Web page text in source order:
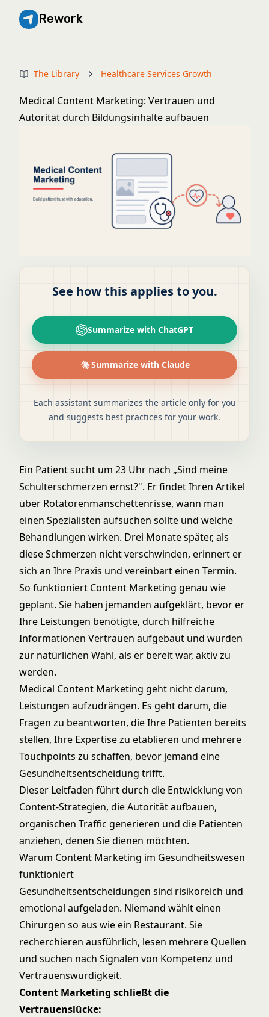
Rework
The Library Healthcare Services Growth
Medical Content Marketing: Vertrauen und
Autorität durch Bildungsinhalte aufbauen
See how this applies to you.
Summarize with ChatGPT
Summarize with Claude
Each assistant summarizes the article only for you
and suggests best practices for your work.
Ein Patient sucht um 23 Uhr nach „Sind meine
Schulterschmerzen ernst?". Er findet Ihren Artikel
über Rotatorenmanschettenrisse, wann man
einen Spezialisten aufsuchen sollte und welche
Behandlungen wirken. Drei Monate später, als
diese Schmerzen nicht verschwinden, erinnert er
sich an Ihre Praxis und vereinbart einen Termin.
So funktioniert Content Marketing genau wie
geplant. Sie haben jemanden aufgeklärt, bevor er
Ihre Leistungen benötigte, durch hilfreiche
Informationen Vertrauen aufgebaut und wurden
zur natürlichen Wahl, als er bereit war, aktiv zu
werden.
Medical Content Marketing geht nicht darum,
Leistungen aufzudrängen. Es geht darum, die
Fragen zu beantworten, die Ihre Patienten bereits
stellen, Ihre Expertise zu etablieren und mehrere
Touchpoints zu schaffen, bevor jemand eine
Gesundheitsentscheidung trifft.
Dieser Leitfaden führt durch die Entwicklung von
Content-Strategien, die Autorität aufbauen,
organischen Traffic generieren und die Patienten
anziehen, denen Sie dienen möchten.
Warum Content Marketing im Gesundheitswesen
funktioniert
Gesundheitsentscheidungen sind risikoreich und
emotional aufgeladen. Niemand wählt einen
Chirurgen so aus wie ein Restaurant. Sie
recherchieren ausführlich, lesen mehrere Quellen
und suchen nach Signalen von Kompetenz und
Vertrauenswürdigkeit.
Content Marketing schließt die
Vertrauenslücke: